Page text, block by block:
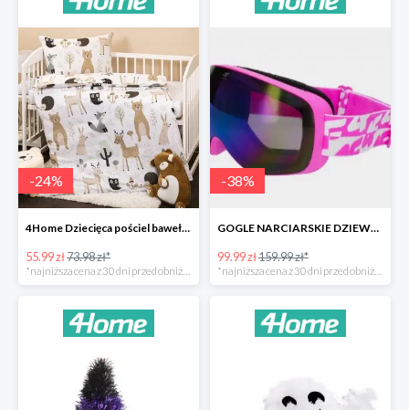
-24%
4Home Dziecięca pościel bawełniana do łóżeczka Nordic Friends -24%
55.99 zł73.98 zł*
-38%
GOGLE NARCIARSKIE DZIEWCZĘCE -37%
99.99 zł159.99 zł*